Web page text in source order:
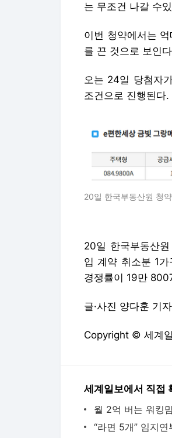
는 무조건 나갈 수
이번 청약에서는
를 끈 것으로 보인
오는 24일 당첨자
조건으로 진행된다.
20일 한국부동산원 청
20일 한국부동산
입 계약 취소분 1
경쟁률이 19만
글·사진 양다훈 기
Copyright © 세계
세계일보에서 직접